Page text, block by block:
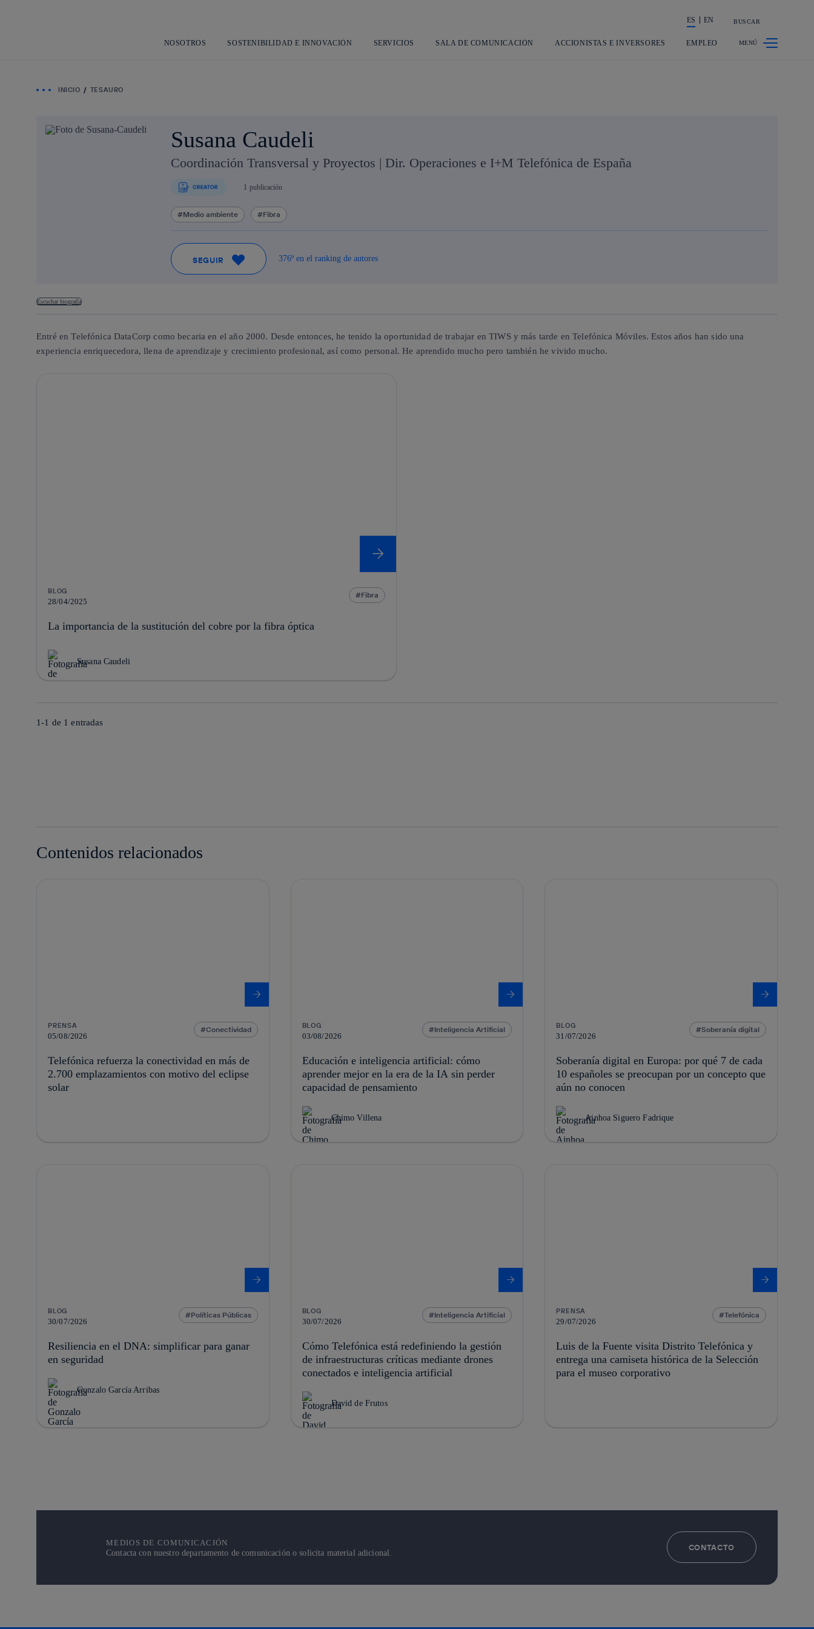
principal
La acción en accionistas e inversores
ES EN BUSCAR
NOSOTROS SOSTENIBILIDAD E INNOVACIÓN SERVICIOS SALA DE COMUNICACIÓN ACCIONISTAS E INVERSORES EMPLEO
INICIO TESAURO
Susana Caudeli
Coordinación Transversal y Proyectos | Dir. Operaciones e I+M Telefónica de España
1 publicación
Medio ambiente Fibra
SEGUIR 376º en el ranking de autores
Escuchar biografía
Entré en Telefónica DataCorp como becaria en el año 2000. Desde entonces, he tenido la oportunidad de trabajar en TIWS y más tarde en Telefónica Móviles. Estos años han sido una
experiencia enriquecedora, llena de aprendizaje y crecimiento profesional, así como personal. He aprendido mucho pero también he vivido mucho.
BLOG
28/04/2025
Fibra
La importancia de la sustitución del cobre por la fibra óptica
Susana Caudeli
1-1 de 1 entradas
Contenidos relacionados
PRENSA
05/08/2026
Conectividad
Telefónica refuerza la conectividad en más de
2.700 emplazamientos con motivo del eclipse
solar
BLOG
03/08/2026
Inteligencia Artificial
Educación e inteligencia artificial: cómo
aprender mejor en la era de la IA sin perder
capacidad de pensamiento
Chimo Villena
BLOG
31/07/2026
Soberanía digital
Soberanía digital en Europa: por qué 7 de cada
10 españoles se preocupan por un concepto que
aún no conocen
Ainhoa Siguero Fadrique
BLOG
30/07/2026
Políticas Públicas
Resiliencia en el DNA: simplificar para ganar
en seguridad
Gonzalo García Arribas
BLOG
30/07/2026
Inteligencia Artificial
Cómo Telefónica está redefiniendo la gestión
de infraestructuras críticas mediante drones
conectados e inteligencia artificial
David de Frutos
PRENSA
29/07/2026
Telefónica
Luis de la Fuente visita Distrito Telefónica y
entrega una camiseta histórica de la Selección
para el museo corporativo
MEDIOS DE COMUNICACIÓN
Contacta con nuestro departamento de comunicación o solicita material adicional.
CONTACTO